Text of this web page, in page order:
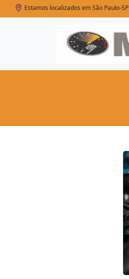
Estamos localizados em São Paulo-SP